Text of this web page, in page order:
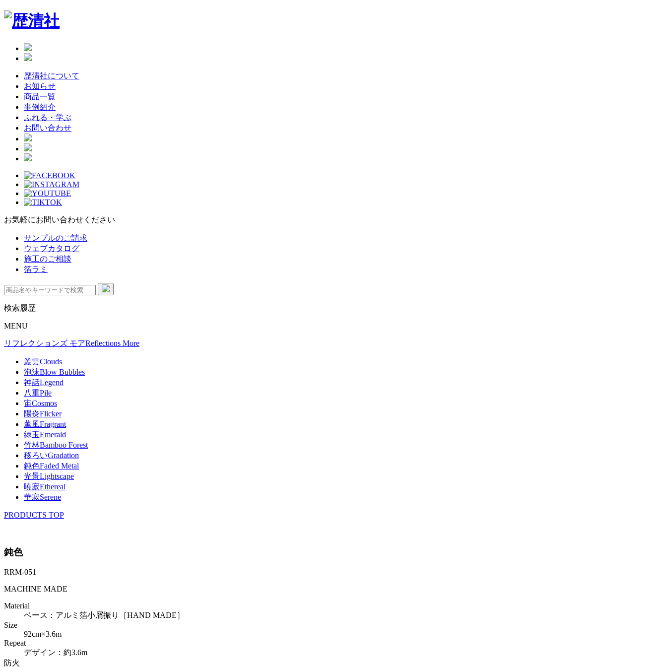
Skip
content
歴清社について
お知らせ
商品一覧
事例紹介
ふれる・学ぶ
お問い合わせ
お気軽にお問い合わせください
サンプルのご請求
ウェブカタログ
施工のご相談
箔ラミ
検索履歴
MENU
リフレクションズ モアReflections More
叢雲Clouds
泡沫Blow Bubbles
神話Legend
八重Pile
宙Cosmos
陽炎Flicker
薫風Fragrant
緑玉Emerald
竹林Bamboo Forest
移ろいGradation
鈍色Faded Metal
光景Lightscape
暁寂Ethereal
華寂Serene
PRODUCTS TOP
鈍色
RRM-051
MACHINE MADE
Material
ベース：アルミ箔小屑振り［HAND MADE］
Size
92cm×3.6m
Repeat
デザイン：約3.6m
防火